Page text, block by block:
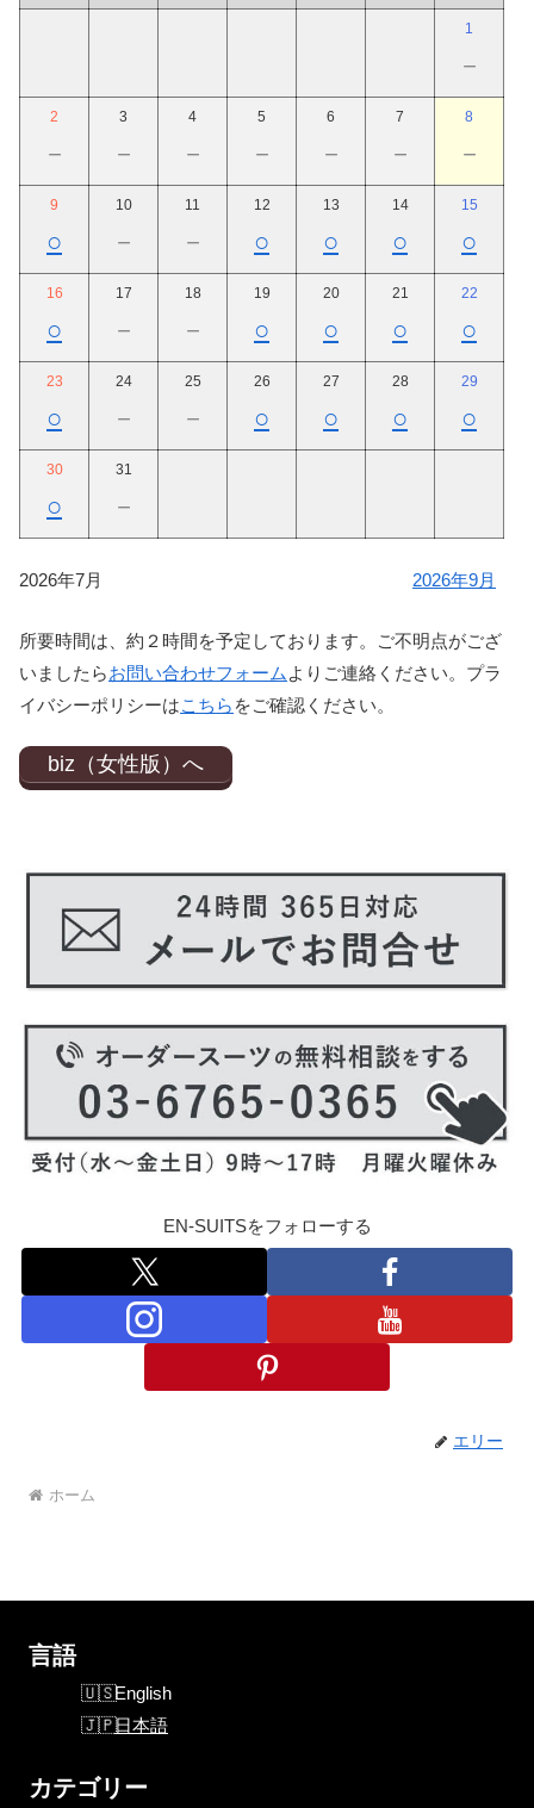
1
－
2
－
3
－
4
－
5
－
6
－
7
－
8
－
9
○
10
－
11
－
12
○
13
○
14
○
15
○
16
○
17
－
18
－
19
○
20
○
21
○
22
○
23
○
24
－
25
－
26
○
27
○
28
○
29
○
30
○
31
－
2026年7月 2026年9月
所要時間は、約２時間を予定しております。ご不明点がござ
いましたらお問い合わせフォームよりご連絡ください。プラ
イバシーポリシーはこちら をご確認ください。
biz（女性版）へ
EN-SUITSをフォローする
エリー
ホーム
言語
English
日本語
カテゴリー